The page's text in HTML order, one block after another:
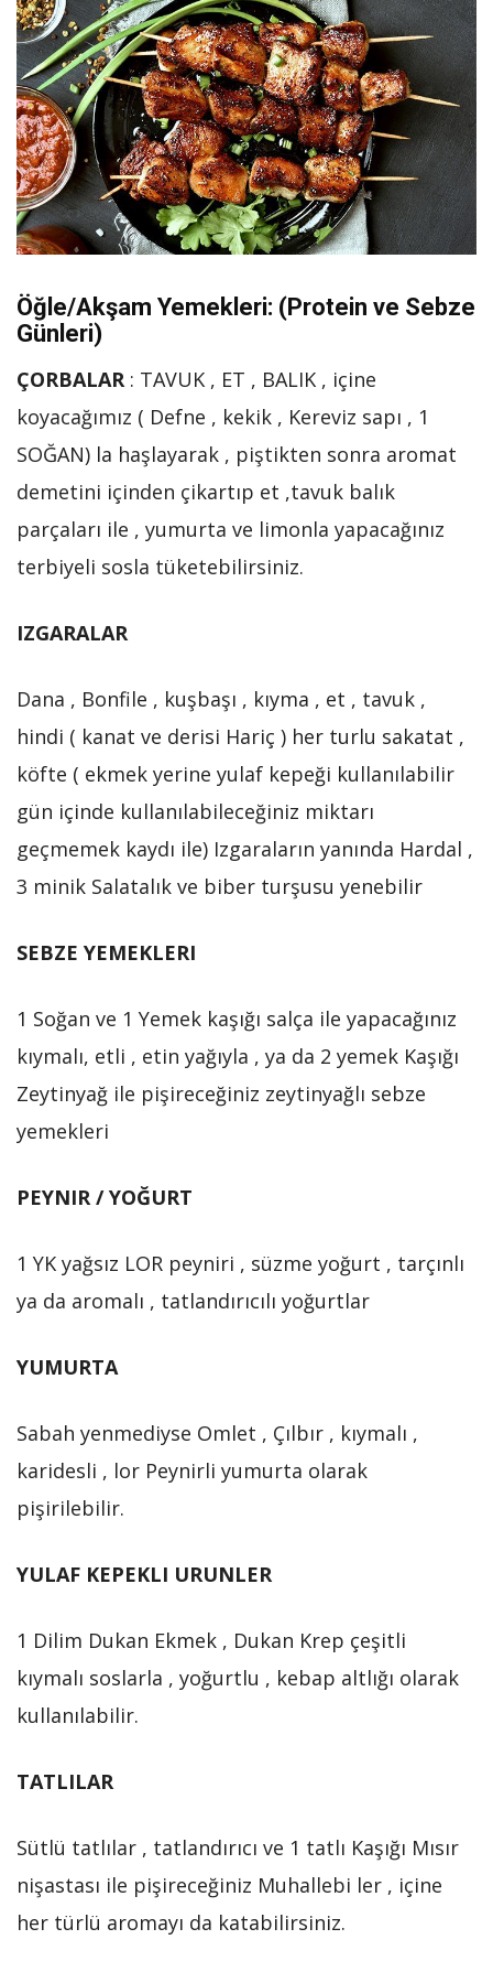
Öğle/Akşam Yemekleri: (Protein ve Sebze
Günleri)
ÇORBALAR : TAVUK , ET , BALIK , içine
koyacağımız ( Defne , kekik , Kereviz sapı , 1
SOĞAN) la haşlayarak , piştikten sonra aromat
demetini içinden çikartıp et ,tavuk balık
parçaları ile , yumurta ve limonla yapacağınız
terbiyeli sosla tüketebilirsiniz.
IZGARALAR
Dana , Bonfile , kuşbaşı , kıyma , et , tavuk ,
hindi ( kanat ve derisi Hariç ) her turlu sakatat ,
köfte ( ekmek yerine yulaf kepeği kullanılabilir
gün içinde kullanılabileceğiniz miktarı
geçmemek kaydı ile) Izgaraların yanında Hardal ,
3 minik Salatalık ve biber turşusu yenebilir
SEBZE YEMEKLERI
1 Soğan ve 1 Yemek kaşığı salça ile yapacağınız
kıymalı, etli , etin yağıyla , ya da 2 yemek Kaşığı
Zeytinyağ ile pişireceğiniz zeytinyağlı sebze
yemekleri
PEYNIR / YOĞURT
1 YK yağsız LOR peyniri , süzme yoğurt , tarçınlı
ya da aromalı , tatlandırıcılı yoğurtlar
YUMURTA
Sabah yenmediyse Omlet , Çılbır , kıymalı ,
karidesli , lor Peynirli yumurta olarak
pişirilebilir.
YULAF KEPEKLI URUNLER
1 Dilim Dukan Ekmek , Dukan Krep çeşitli
kıymalı soslarla , yoğurtlu , kebap altlığı olarak
kullanılabilir.
TATLILAR
Sütlü tatlılar , tatlandırıcı ve 1 tatlı Kaşığı Mısır
nişastası ile pişireceğiniz Muhallebi ler , içine
her türlü aromayı da katabilirsiniz.